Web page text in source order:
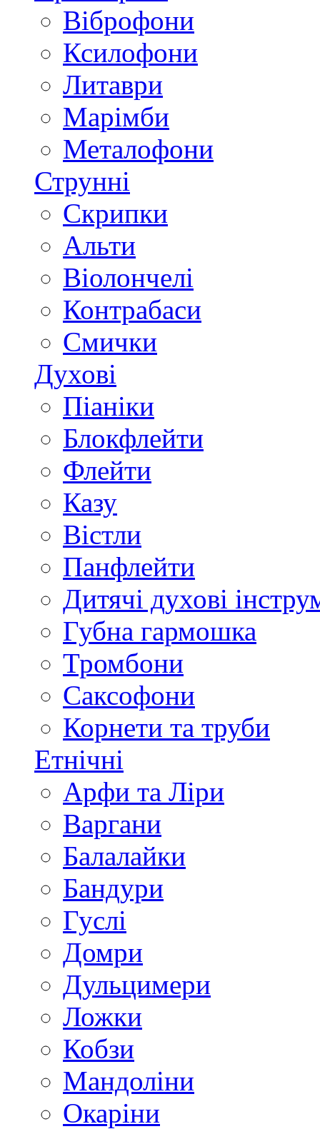
Віброфони
Ксилофони
Литаври
Марімби
Металофони
Струнні
Скрипки
Альти
Віолончелі
Контрабаси
Смички
Духові
Піаніки
Блокфлейти
Флейти
Казу
Вістли
Панфлейти
Дитячі духові
Губна гармошка
Тромбони
Саксофони
Корнети та труби
Етнічні
Арфи та Ліри
Варгани
Балалайки
Бандури
Гуслі
Домри
Дульцимери
Ложки
Кобзи
Мандоліни
Окаріни